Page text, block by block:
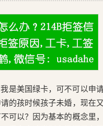
是美国绿卡，可不可以申
的孩时候孩子未婚，现在
可以？因为基本的概念里